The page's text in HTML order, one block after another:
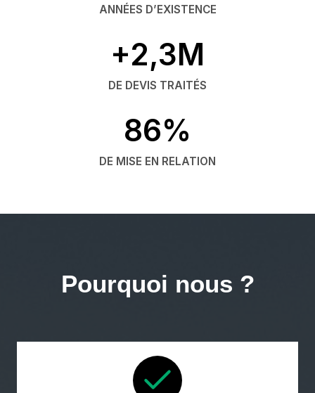
ANNÉES D’EXISTENCE
+2,3M
DE DEVIS TRAITÉS
86%
DE MISE EN RELATION
Pourquoi nous ?